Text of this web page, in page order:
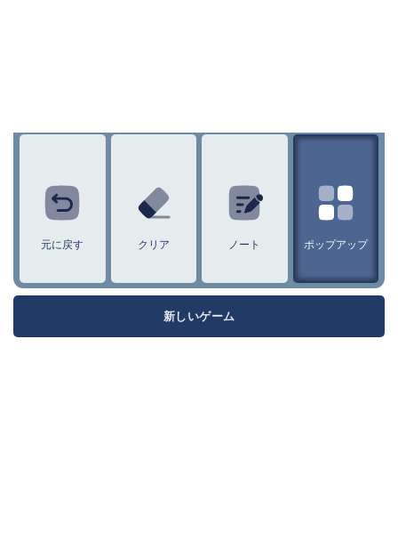
元に戻す クリア ノート ポップアップ
新しいゲーム